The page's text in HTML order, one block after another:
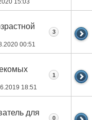
15:03
00:51
3
18:51
1
для
0